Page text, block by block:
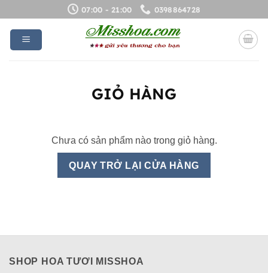
qua
dung
07:00 - 21:00 0398864728
GIỎ HÀNG
Chưa có sản phẩm nào trong giỏ hàng.
QUAY TRỞ LẠI CỬA HÀNG
SHOP HOA TƯƠI MISSHOA